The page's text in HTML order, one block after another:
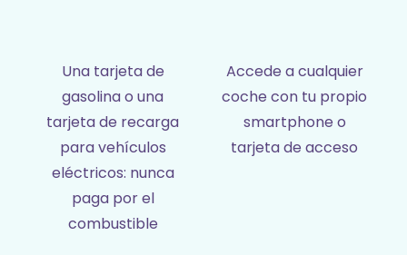
Una tarjeta de
gasolina o una
tarjeta de recarga
para vehículos
eléctricos: nunca
paga por el
combustible
Accede a cualquier
coche con tu propio
smartphone o
tarjeta de acceso